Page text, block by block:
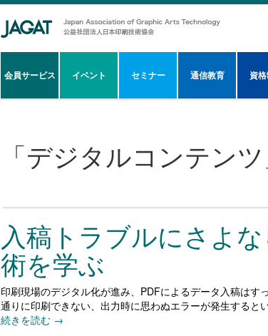
会員サービス イベント セミナー 通信教育 資
「デジタルコンテンツ
入稿トラブルにさよ
術を学ぶ
印刷現場のデジタル化が進み、PDFによるデータ入稿は
通りに印刷できない、出力時に思わぬエラーが発生すると
続きを読む →